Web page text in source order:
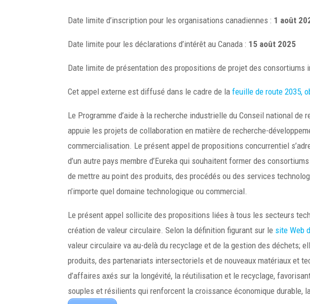
Date limite d’inscription pour les organisations canadiennes : 1 août
Date limite pour les déclarations d’intérêt au Canada : 15 août 2025
Date limite de présentation des propositions de projet des consortiums
Cet appel externe est diffusé dans le cadre de lafeuille de route 2035,
Le Programme d’aide à la recherche industrielle du Conseil national de
appuie les projets de collaboration en matière de recherche-
commercialisation. Le présent appel de propositions concurrentiel
d’un autre pays membre d’Eureka qui souhaitent former des
de mettre au point des produits, des procédés ou des services
n’importe quel domaine technologique ou commercial.
Le présent appel sollicite des propositions liées à tous les secteurs
création de valeur circulaire. Selon la définition figurant sur le site Web
valeur circulaire va au-delà du recyclage et de la gestion des déchets;
produits, des partenariats intersectoriels et de nouveaux matériaux et
d’affaires axés sur la longévité, la réutilisation et le recyclage,
souples et résilients qui renforcent la croissance économique durable,